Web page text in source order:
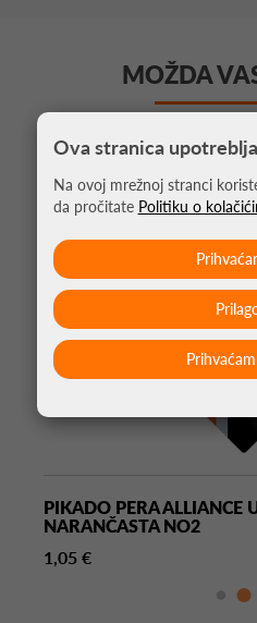
MOŽDA
PIKADO PERA ALLIANCE
NARANČASTA NO2
1,05 €
Ova stranica
Na ovoj mrežnoj stranci
da pročitate Politiku o